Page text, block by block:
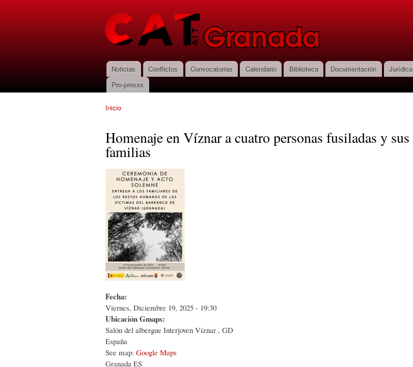
principal
CNT-AIT
Granada
Menú principal
Noticias Conflictos Convocatorias Calendario Biblioteca Documentación Jurídica
Pro-presxs
Inicio
Homenaje en Víznar a cuatro personas fusiladas y sus
familias
Fecha:
Viernes, Diciembre 19, 2025 - 19:30
Ubicación Gmaps:
Salón del albergue Interjoven Víznar , GD
España
See map: Google Maps
Granada ES